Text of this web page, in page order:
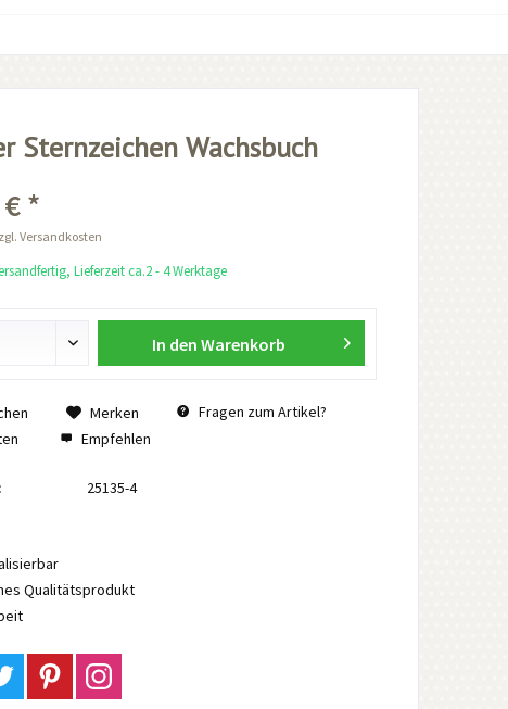
Sternzeichen Wachsbuch
*
Versandkosten
Lieferzeit ca.2 - 4 Werktage
In den Warenkorb
Merken
Fragen zum Artikel?
Empfehlen
25135-4
Qualitätsprodukt